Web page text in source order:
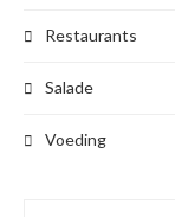
Restaurants
Salade
Voeding